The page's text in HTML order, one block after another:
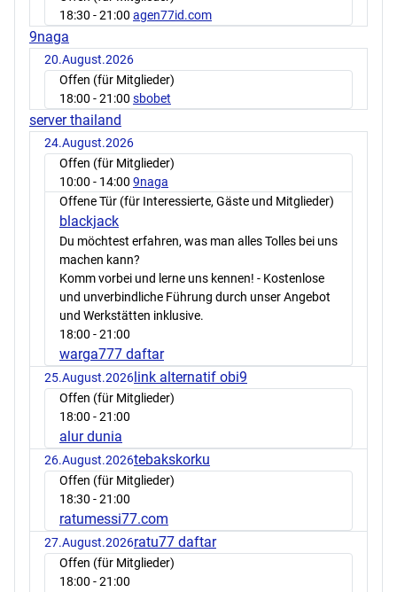
18:30 - 21:00 agen77id.com
9naga
20.August.2026
Offen (für Mitglieder)
18:00 - 21:00 sbobet
server thailand
24.August.2026
Offen (für Mitglieder)
10:00 - 14:00 9naga
Offene Tür (für Interessierte, Gäste und Mitglieder)
blackjack
Du möchtest erfahren, was man alles Tolles bei uns
machen kann?
Komm vorbei und lerne uns kennen! - Kostenlose
und unverbindliche Führung durch unser Angebot
und Werkstätten inklusive.
18:00 - 21:00
warga777 daftar
25.August.2026 link alternatif obi9
Offen (für Mitglieder)
18:00 - 21:00
alur dunia
26.August.2026tebakskorku
Offen (für Mitglieder)
18:30 - 21:00
ratumessi77.com
27.August.2026ratu77 daftar
Offen (für Mitglieder)
18:00 - 21:00